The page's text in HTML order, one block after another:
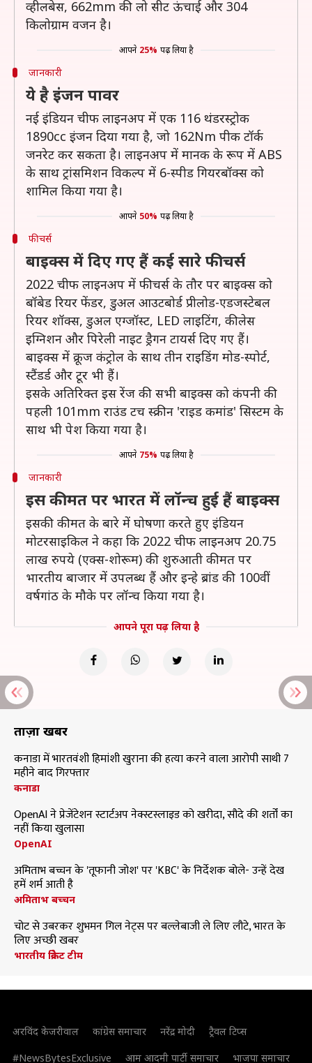
व्हीलबेस, 662mm की लो सीट ऊंचाई और 304
किलोग्राम वजन है।
आपने 25% पढ़ लिया है
जानकारी
ये है इंजन पावर
नई इंडियन चीफ लाइनअप में एक 116 थंडरस्ट्रोक
1890cc इंजन दिया गया है, जो 162Nm पीक टॉर्क
जनरेट कर सकता है। लाइनअप में मानक के रूप में ABS
के साथ ट्रांसमिशन विकल्प में 6-स्पीड गियरबॉक्स को
शामिल किया गया है।
आपने 50% पढ़ लिया है
फीचर्स
बाइक्स में दिए गए हैं कई सारे फीचर्स
2022 चीफ लाइनअप में फीचर्स के तौर पर बाइक्स को
बॉबेड रियर फेंडर, डुअल आउटबोर्ड प्रीलोड-एडजस्टेबल
रियर शॉक्स, डुअल एग्जॉस्ट, LED लाइटिंग, कीलेस
इग्निशन और पिरेली नाइट ड्रैगन टायर्स दिए गए हैं।
बाइक्स में क्रूज कंट्रोल के साथ तीन राइडिंग मोड-स्पोर्ट,
स्टैंडर्ड और टूर भी हैं।
इसके अतिरिक्त इस रेंज की सभी बाइक्स को कंपनी की
पहली 101mm राउंड टच स्क्रीन 'राइड कमांड' सिस्टम के
साथ भी पेश किया गया है।
आपने 75% पढ़ लिया है
जानकारी
इस कीमत पर भारत में लॉन्च हुई हैं बाइक्स
इसकी कीमत के बारे में घोषणा करते हुए इंडियन
मोटरसाइकिल ने कहा कि 2022 चीफ लाइनअप 20.75
लाख रुपये (एक्स-शोरूम) की शुरुआती कीमत पर
भारतीय बाजार में उपलब्ध हैं और इन्हे ब्रांड की 100वीं
वर्षगांठ के मौके पर लॉन्च किया गया है।
आपने पूरा पढ़ लिया है
ताज़ा खबरें
कनाडा में भारतवंशी हिमांशी खुराना की हत्या करने वाला आरोपी साथी 7
महीने बाद गिरफ्तार
कनाडा
OpenAI ने प्रेजेंटेशन स्टार्टअप नेक्स्टस्लाइड को खरीदा, सौदे की शर्तों का
नहीं किया खुलासा
OpenAI
अमिताभ बच्चन के 'तूफानी जोश' पर 'KBC' के निर्देशक बोले- उन्हें देख
हमें शर्म आती है
अमिताभ बच्चन
चोट से उबरकर शुभमन गिल नेट्स पर बल्लेबाजी ले लिए लौटे, भारत के
लिए अच्छी खबर
भारतीय क्रिकेट टीम
अरविंद केजरीवाल कांग्रेस समाचार नरेंद्र मोदी
ट्रैवल टिप्स
#NewsBytesExclusive
आम आदमी पार्टी समाचार भाजपा समाचार